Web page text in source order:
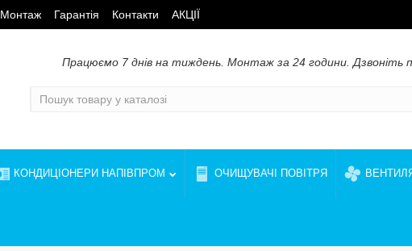
Монтаж Гарантія Контакти АКЦІЇ
Працюємо 7 днів на тиждень. Монтаж за 24 години. Дзвоніть
КОНДИЦІОНЕРИ НАПІВПРОМ ОЧИЩУВАЧІ ПОВІТРЯ